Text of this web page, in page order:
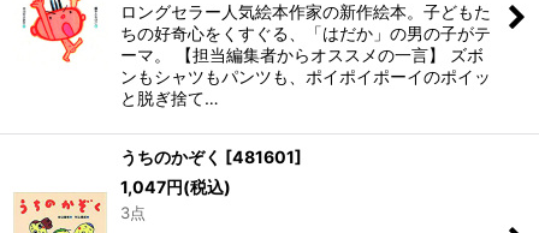
ロングセラー人気絵本作家の新作絵本。子どもた
ちの好奇心をくすぐる、「はだか」の男の子がテ
ーマ。 【担当編集者からオススメの一言】 ズボ
ンもシャツもパンツも、ポイポイポーイのポイッ
と脱ぎ捨て…
うちのかぞく [481601]
1,047円(税込)
3点